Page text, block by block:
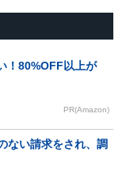
！80%OFF以上が
PR(Amazon)
ない請求をされ、調